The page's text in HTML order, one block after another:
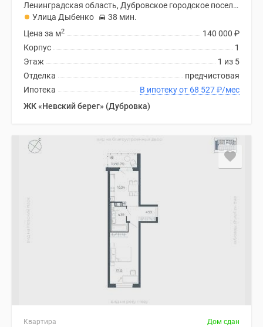
Ленинградская область, Дубровское городское поселение
Улица Дыбенко
38 мин.
140 000 ₽
Цена за м2
1
Корпус
1 из 5
Этаж
предчистовая
Отделка
В ипотеку от 68 527₽/мес
Ипотека
ЖК «Невский берег» (Дубровка)
Квартира Дом сдан